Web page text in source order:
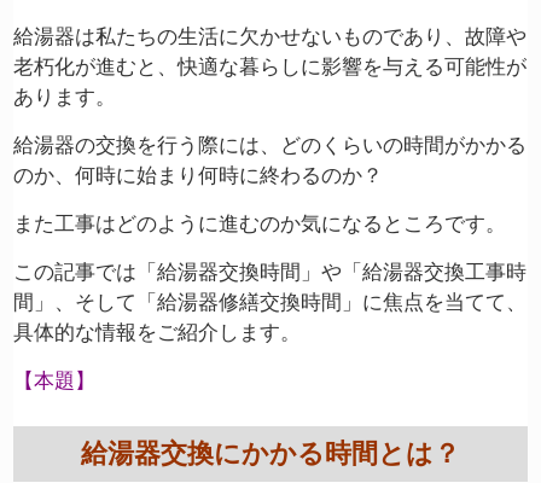
給湯器は私たちの生活に欠かせないものであり、故障や
老朽化が進むと、快適な暮らしに影響を与える可能性が
あります。
給湯器の交換を行う際には、どのくらいの時間がかかる
のか、何時に始まり何時に終わるのか？
また工事はどのように進むのか気になるところです。
この記事では「給湯器交換時間」や「給湯器交換工事時
間」、そして「給湯器修繕交換時間」に焦点を当てて、
具体的な情報をご紹介します。
【本題】
給湯器交換にかかる時間とは？